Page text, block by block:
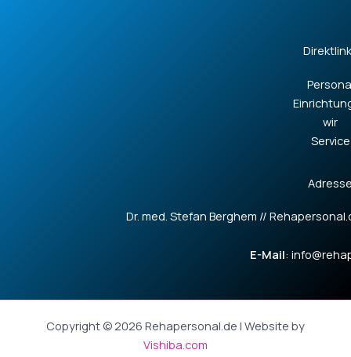
wir
Service
Dr. med. Stefan Berghem //
E-Mail:
Copyright © 2026 Rehapersonal.de | Website by
Vishiba.com